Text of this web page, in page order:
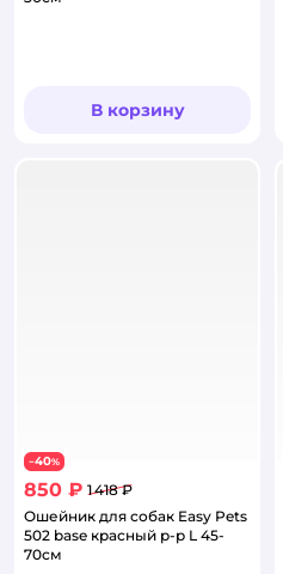
В корзину
−40%
850 ₽ 1 418 ₽
Ошейник для собак Easy Pets
502 base красный р-р L 45-
70см